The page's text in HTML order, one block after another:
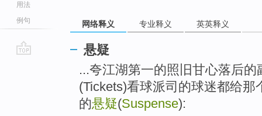
用法
例句
网络释义 专业释义 英英释义
悬疑
...夸江湖第一的照旧甘心落后
(Tickets)看球派司的球迷都给
的悬疑(Suspense):